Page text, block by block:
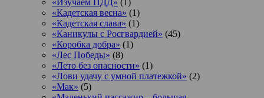
«Изучаем ПДД» (1)
«Кадетская весна» (1)
«Кадетская слава» (1)
«Каникулы с Росгвардией» (45)
«Коробка добра» (1)
«Лес Победы» (8)
«Лето без опасности» (1)
«Лови удачу с умной платежкой» (2)
«Мак» (5)